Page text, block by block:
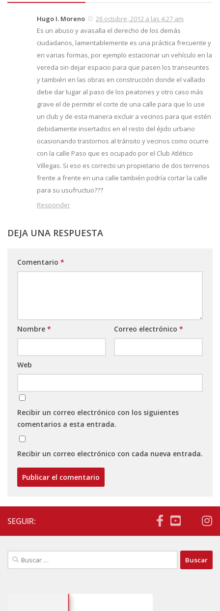
Hugo I. Moreno
26 octubre, 2012 a las 4:27 am
Es un abuso y avasalla el derecho de los demás
ciudadanos, lamentablemente es una práctica frecuente y
en varias formas, por ejemplo estacionar un vehículo en la
vereda sin dejar espacio para que pasen los transeuntes
y también en las obras en construcción donde el vallado
debe dar lugar al paso de los peatones y otro caso más
grave el de permitir el corte de una calle para que lo use
un club y de esta manera excluir a vecinos para que estén
debidamente insertados en el resto del éjido urbano
ocasionando trastornos al tránsito y vecinos como ocurre
con la calle Paso que es ocupado por el Club Atlético
Villegas. Si eso es correcto un propietario de dos terrenos
frente a frente en una calle también podría cortar la calle
para su usufructuo???
Responder
DEJA UNA RESPUESTA
Comentario *
Nombre * Correo electrónico *
Web
Recibir un correo electrónico con los siguientes
comentarios a esta entrada.
Recibir un correo electrónico con cada nueva entrada.
SEGUIR:
Buscar: